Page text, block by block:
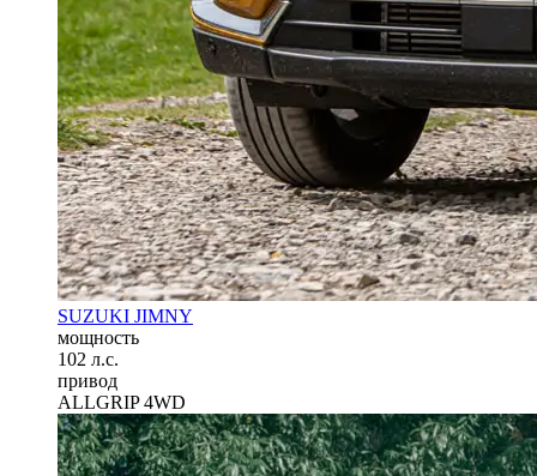
SUZUKI JIMNY
мощность
102 л.с.
привод
ALLGRIP 4WD